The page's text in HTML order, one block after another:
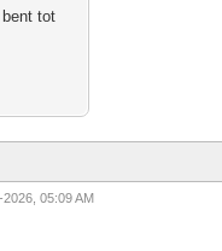
tot
05:09 AM